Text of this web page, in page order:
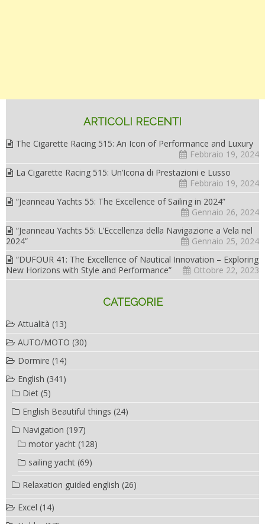
ARTICOLI RECENTI
The Cigarette Racing 515: An Icon of Performance and Luxury
Febbraio 19, 2024
La Cigarette Racing 515: Un’Icona di Prestazioni e Lusso
Febbraio 19, 2024
“Jeanneau Yachts 55: The Excellence of Sailing in 2024”
Gennaio 26, 2024
“Jeanneau Yachts 55: L’Eccellenza della Navigazione a Vela nel
2024”
Gennaio 25, 2024
“DUFOUR 41: The Excellence of Nautical Innovation – Exploring
New Horizons with Style and Performance”
Ottobre 22, 2023
CATEGORIE
Attualità (13)
AUTO/MOTO (30)
Dormire (14)
English (341)
Diet (5)
English Beautiful things (24)
Navigation (197)
motor yacht (128)
sailing yacht (69)
Relaxation guided english (26)
Excel (14)